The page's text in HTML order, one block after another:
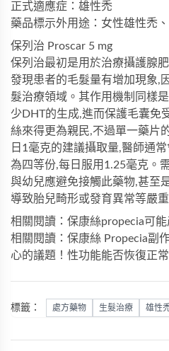
正式適應症：雄性禿
藥品標示外用途：女性雄性禿
保列治 Proscar 5 mg
保列治最初是用於治療攝護腺
發現患者的毛髮量有增加現象,
髮治療領域。其作用機制同樣
少DHT的生成,進而保護毛囊免
絲來得更為親民,不過單一藥片
日1毫克的建議攝取量,醫師通
為四等份,每日服用1.25毫克。
與幼兒應避免接觸此藥物,甚至
導致胎兒畸形或發育異常等嚴重
相關閱讀：保康絲propecia可能
相關閱讀：保康絲 Propecia副
心的議題！性功能能否恢復正常
標籤： 處方藥物 生髮治療 雄性